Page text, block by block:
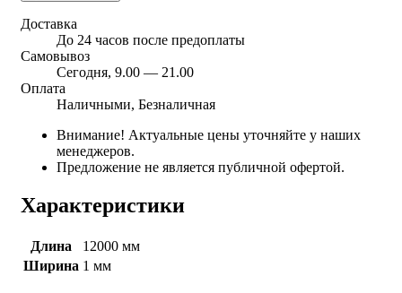
Доставка
До 24 часов после предоплаты
Самовывоз
Сегодня, 9.00 — 21.00
Оплата
Наличными, Безналичная
Внимание! Актуальные цены уточняйте у наших
менеджеров.
Предложение не является публичной офертой.
Характеристики
Длина
12000 мм
Ширина 1 мм